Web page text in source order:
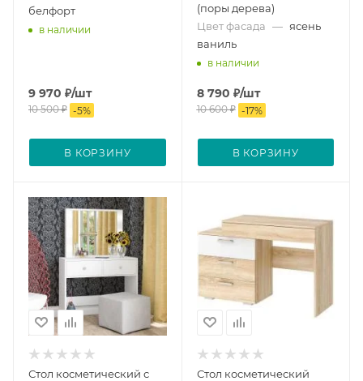
белфорт
в наличии
9 970 ₽/шт
10 500₽ -5%
В КОРЗИНУ
(поры дерева)
Цвет фасада — ясень
ваниль
в наличии
8 790 ₽/шт
10 600₽ -17%
В КОРЗИНУ
Стол косметический с
Стол косметический